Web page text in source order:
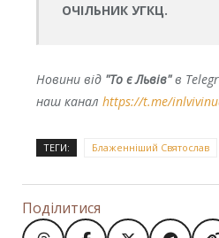
ОЧІЛЬНИК УГКЦ.
Новини від "То є Львів"в
наш канал https://t.me/
ТЕГИ: Блаженніший Святослав
Поділитися